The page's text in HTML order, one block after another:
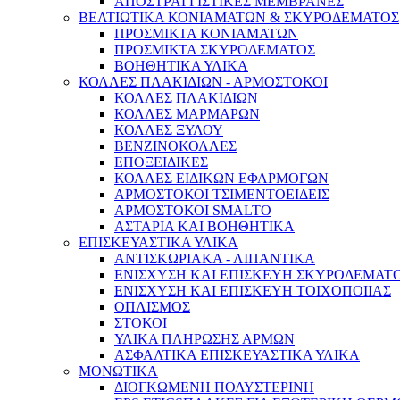
ΒΕΛΤΙΩΤΙΚΑ ΚΟΝΙΑΜΑΤΩΝ & ΣΚΥΡΟΔΕΜΑΤΟΣ
ΠΡΟΣΜΙΚΤΑ ΚΟΝΙΑΜΑΤΩΝ
ΠΡΟΣΜΙΚΤΑ ΣΚΥΡΟΔΕΜΑΤΟΣ
ΒΟΗΘΗΤΙΚΑ ΥΛΙΚΑ
ΚΟΛΛΕΣ ΠΛΑΚΙΔΙΩΝ - ΑΡΜΟΣΤΟΚΟΙ
ΚΟΛΛΕΣ ΠΛΑΚΙΔΙΩΝ
ΚΟΛΛΕΣ ΜΑΡΜΑΡΩΝ
ΚΟΛΛΕΣ ΞΥΛΟΥ
ΒΕΝΖΙΝΟΚΟΛΛΕΣ
ΕΠΟΞΕΙΔΙΚΕΣ
ΚΟΛΛΕΣ ΕΙΔΙΚΩΝ ΕΦΑΡΜΟΓΩΝ
ΑΡΜΟΣΤΟΚΟΙ ΤΣΙΜΕΝΤΟΕΙΔΕΙΣ
ΑΡΜΟΣΤΟΚΟΙ SMALTO
ΑΣΤΑΡΙΑ ΚΑΙ ΒΟΗΘΗΤΙΚΑ
ΕΠΙΣΚΕΥΑΣΤΙΚΑ ΥΛΙΚΑ
ΑΝΤΙΣΚΩΡΙΑΚΑ - ΛΙΠΑΝΤΙΚΑ
ΕΝΙΣΧΥΣΗ ΚΑΙ ΕΠΙΣΚΕΥΗ
ΕΝΙΣΧΥΣΗ ΚΑΙ ΕΠΙΣΚΕΥΗ ΤΟΙΧΟΠΟΙΙΑΣ
ΟΠΛΙΣΜΟΣ
ΣΤΟΚΟΙ
ΥΛΙΚΑ ΠΛΗΡΩΣΗΣ ΑΡΜΩΝ
ΑΣΦΑΛΤΙΚΑ ΕΠΙΣΚΕΥΑΣΤΙΚΑ ΥΛΙΚΑ
ΜΟΝΩΤΙΚΑ
ΔΙΟΓΚΩΜΕΝΗ ΠΟΛΥΣΤΕΡΙΝΗ